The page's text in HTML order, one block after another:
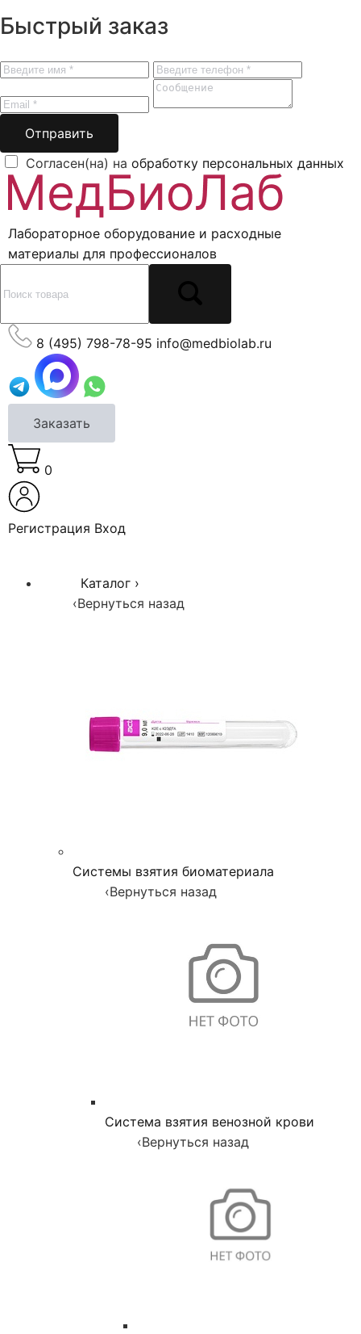
Быстрый заказ
Отправить
Согласен(на) на обработку персональных данных
Лабораторное оборудование и расходные
материалы для профессионалов
8 (495) 798-78-95 info@medbiolab.ru
Заказать
0
Регистрация Вход
Каталог ›
‹Вернуться назад
Системы взятия биоматериала
‹Вернуться назад
Система взятия венозной крови
‹Вернуться назад